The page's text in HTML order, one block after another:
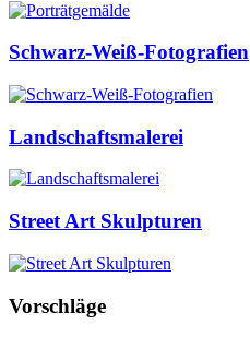
Schwarz-Weiß-Fotografien
Landschaftsmalerei
Street Art Skulpturen
Vorschläge